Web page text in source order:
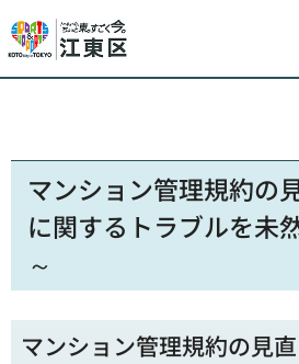
マンション管理規約の
に関するトラブルを未
～
マンション管理規約の見